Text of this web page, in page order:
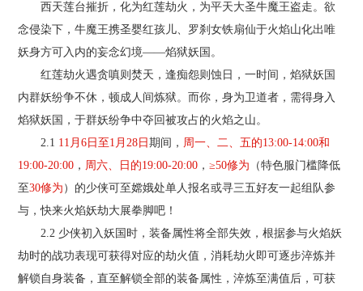
西天莲台摧折，化为红莲劫火，为平天大圣牛魔王盗走。欲
念侵染下，牛魔王携圣婴红孩儿、罗刹女铁扇仙于火焰山化出唯
妖身方可入内的妄念幻境——焰狱妖国。
红莲劫火遇贪嗔则焚天，逢痴怨则蚀日，一时间，焰狱妖国
内群妖纷争不休，顿成人间炼狱。而你，身为卫道者，需得身入
焰狱妖国，于群妖纷争中夺回被攻占的火焰之山。
2.1 11月6日至1月28日期间， 周一、二、五的13:00-14:00和
19:00-20:00 ， 周六、日的19:00-20:00 ，≥50修为 （特色服门槛降低
至30修为）的少侠可至嫦娥处单人报名或寻三五好友一起组队参
与，快来火焰妖劫大展拳脚吧！
2.2 少侠初入妖国时，装备属性将全部失效，根据参与火焰妖
劫时的战功表现可获得对应的劫火值，消耗劫火即可逐步淬炼并
解锁自身装备，直至解锁全部的装备属性，淬炼至满值后，可获